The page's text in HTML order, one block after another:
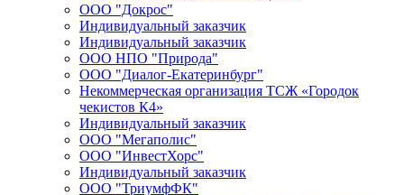
ООО "Докрос"
Индивидуальный заказчик
Индивидуальный заказчик
ООО НПО "Природа"
ООО "Диалог-Екатеринбург"
Некоммерческая организация ТСЖ «Городок
чекистов К4»
Индивидуальный заказчик
ООО "Мегаполис"
ООО "ИнвестХорс"
Индивидуальный заказчик
ООО "ТриумфФК"